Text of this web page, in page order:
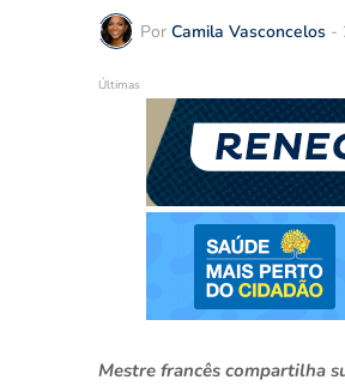
Por Camila Vasconcelos -
Últimas
Mestre francês compartilha